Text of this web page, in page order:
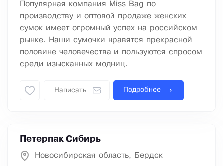
Популярная компания Miss Bag по
производству и оптовой продаже женских
сумок имеет огромный успех на российском
рынке. Наши сумочки нравятся прекрасной
половине человечества и пользуются спросом
среди изысканных модниц.
Написать Подробнее
Петерпак Сибирь
Новосибирская область, Бердск